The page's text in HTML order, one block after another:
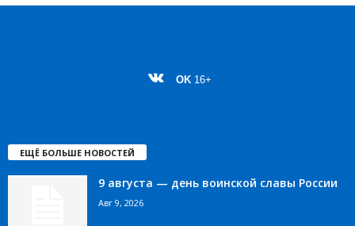
OK 16+
ЕЩЁ БОЛЬШЕ НОВОСТЕЙ
9 августа — день воинской славы России
Авг 9, 2026